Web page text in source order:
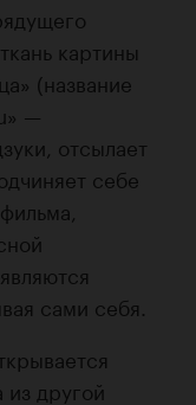
картины
(название
—
отсылает
себе
сами себя.
другой